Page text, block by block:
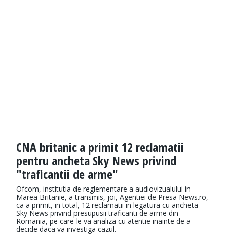
CNA britanic a primit 12 reclamatii
pentru ancheta Sky News privind
"traficantii de arme"
Ofcom, institutia de reglementare a audiovizualului in
Marea Britanie, a transmis, joi, Agentiei de Presa News.ro,
ca a primit, in total, 12 reclamatii in legatura cu ancheta
Sky News privind presupusii traficanti de arme din
Romania, pe care le va analiza cu atentie inainte de a
decide daca va investiga cazul.